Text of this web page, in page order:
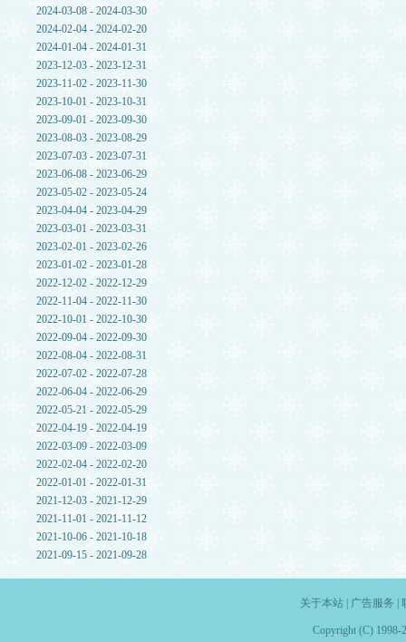
2024-03-08 - 2024-03-30
2024-02-04 - 2024-02-20
2024-01-04 - 2024-01-31
2023-12-03 - 2023-12-31
2023-11-02 - 2023-11-30
2023-10-01 - 2023-10-31
2023-09-01 - 2023-09-30
2023-08-03 - 2023-08-29
2023-07-03 - 2023-07-31
2023-06-08 - 2023-06-29
2023-05-02 - 2023-05-24
2023-04-04 - 2023-04-29
2023-03-01 - 2023-03-31
2023-02-01 - 2023-02-26
2023-01-02 - 2023-01-28
2022-12-02 - 2022-12-29
2022-11-04 - 2022-11-30
2022-10-01 - 2022-10-30
2022-09-04 - 2022-09-30
2022-08-04 - 2022-08-31
2022-07-02 - 2022-07-28
2022-06-04 - 2022-06-29
2022-05-21 - 2022-05-29
2022-04-19 - 2022-04-19
2022-03-09 - 2022-03-09
2022-02-04 - 2022-02-20
2022-01-01 - 2022-01-31
2021-12-03 - 2021-12-29
2021-11-01 - 2021-11-12
2021-10-06 - 2021-10-18
2021-09-15 - 2021-09-28
关于本站| 广告服务
Copyright (C) 1998-